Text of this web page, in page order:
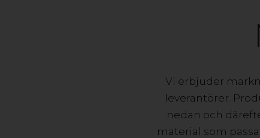
Vi erbjuder
leverantörer.
nedan och
material som